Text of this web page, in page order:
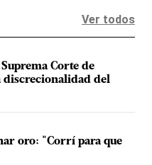
Ver todos
Corte de
discrecionalidad del
oro: "Corrí para que